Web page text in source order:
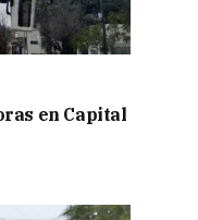
en Capital